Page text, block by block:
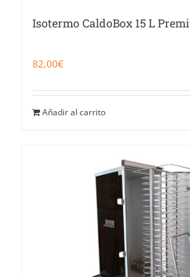
Isotermo CaldoBox 15 L
82,00€
Añadir al carrito